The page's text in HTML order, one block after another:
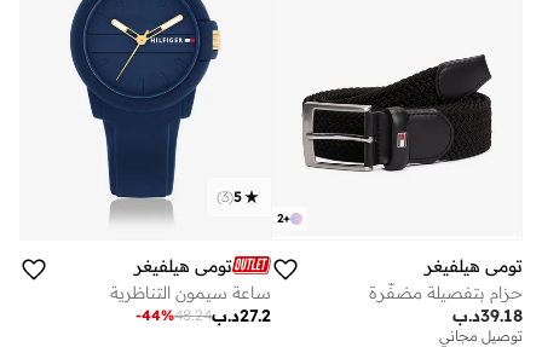
+
2
تومي هيلفيغر
حزام بتفصيلة مضفّرة
د.ب39.18
توصيل مجاني
5
(
3
)
تومي هيلفيغر
ساعة سيمون التناظرية
د.ب27.2
48.24
-44%